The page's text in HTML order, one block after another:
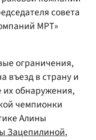
совета
МРТ»
ограничения,
въезд в страну и
их обнаружения,
чемпионки
Алины
Зацепилиной,